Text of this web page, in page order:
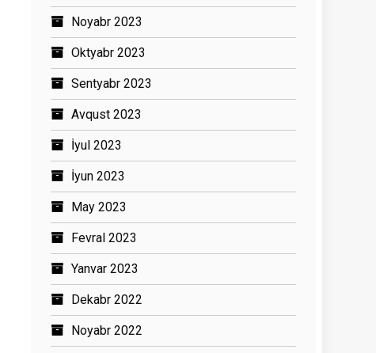
Noyabr 2023
Oktyabr 2023
Sentyabr 2023
Avqust 2023
İyul 2023
İyun 2023
May 2023
Fevral 2023
Yanvar 2023
Dekabr 2022
Noyabr 2022